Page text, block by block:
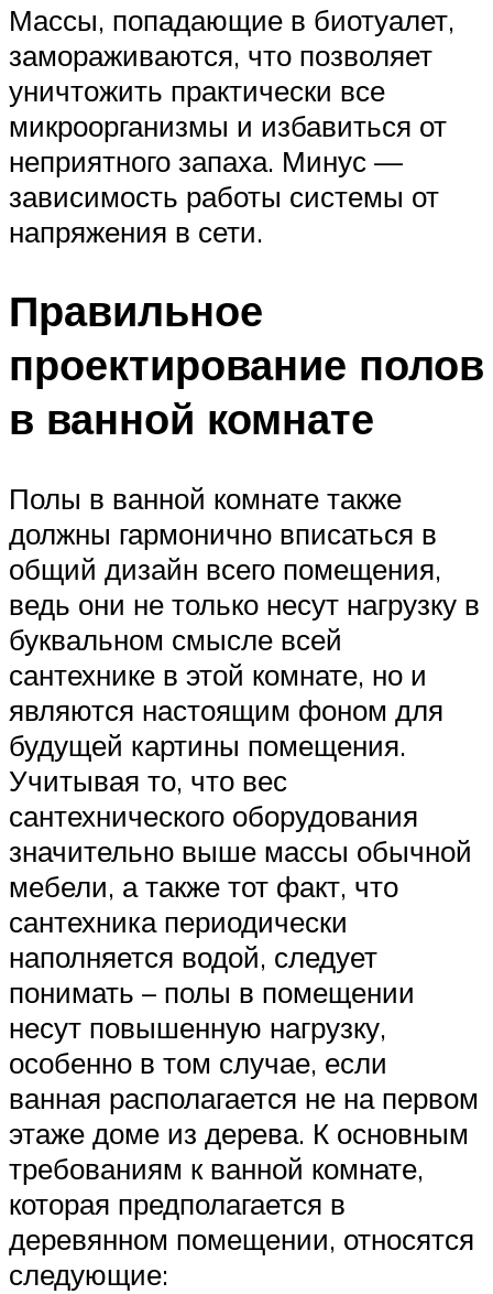
Массы, попадающие в биотуалет,
замораживаются, что позволяет
уничтожить практически все
микроорганизмы и избавиться от
неприятного запаха. Минус —
зависимость работы системы от
напряжения в сети.
Правильное
проектирование полов
в ванной комнате
Полы в ванной комнате также
должны гармонично вписаться в
общий дизайн всего помещения,
ведь они не только несут нагрузку в
буквальном смысле всей
сантехнике в этой комнате, но и
являются настоящим фоном для
будущей картины помещения.
Учитывая то, что вес
сантехнического оборудования
значительно выше массы обычной
мебели, а также тот факт, что
сантехника периодически
наполняется водой, следует
понимать – полы в помещении
несут повышенную нагрузку,
особенно в том случае, если
ванная располагается не на первом
этаже доме из дерева. К основным
требованиям к ванной комнате,
которая предполагается в
деревянном помещении, относятся
следующие: